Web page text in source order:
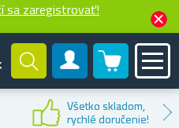
sa zaregistrovať!
Zákaznícky účet
0 produktů
Všetko skladom,
rychlé doručenie!